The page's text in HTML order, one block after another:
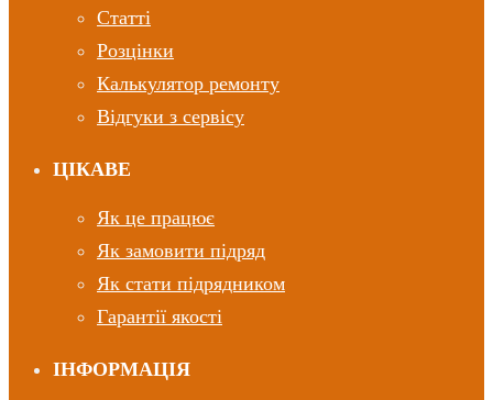
Статті
Розцінки
Калькулятор ремонту
Відгуки з сервісу
ЦІКАВЕ
Як це працює
Як замовити підряд
Як стати підрядником
Гарантії якості
ІНФОРМАЦІЯ